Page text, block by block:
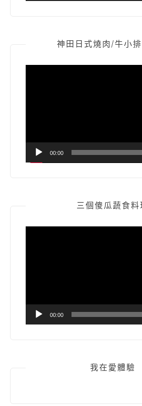
神田日式燒肉/牛小
00:00
三個傻瓜蔬食料
00:00
我在愛體驗